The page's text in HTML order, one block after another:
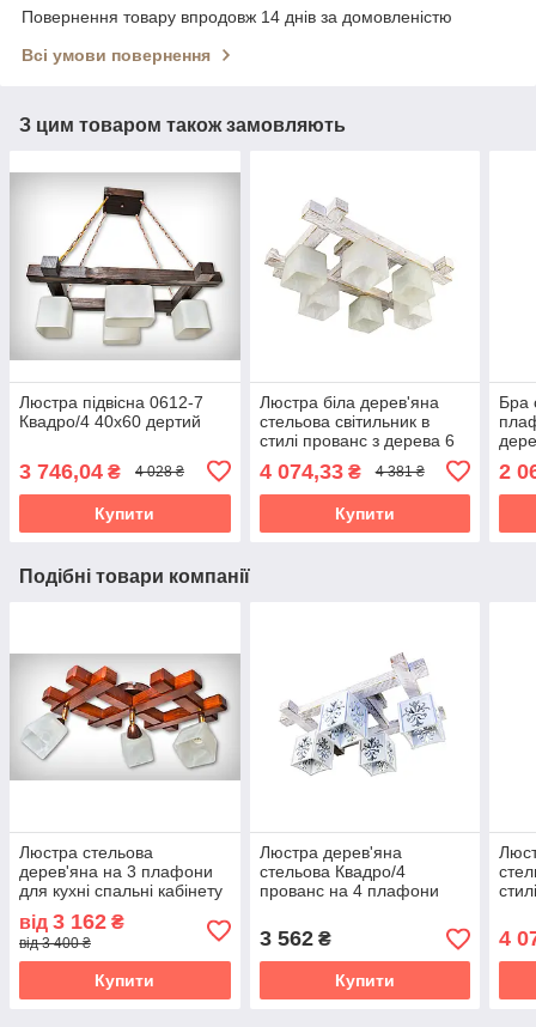
Повернення товару впродовж 14 днів за домовленістю
Всі умови повернення
З цим товаром також замовляють
Люстра підвісна 0612-7
Квадро/4 40x60 дертий
3 746,04 ₴ 4 028 ₴
Купити
Люстра біла дерев'яна
стельова світильник в
стилі прованс з дерева 6
кухні кабінету Квадро/6
40x60
4 074,33₴ 4 381 ₴
Купити
Бра
2
Подібні товари компанії
Люстра стельова
дерев'яна на 3 плафони
для кухні спальні кабінету
передпокою Квадро Х/3
коричневе
від 3 162 ₴
від 3 400 ₴
Купити
Люстра дерев'яна
стельова Квадро/4
прованс на 4 плафони
3 562₴
Купити
4